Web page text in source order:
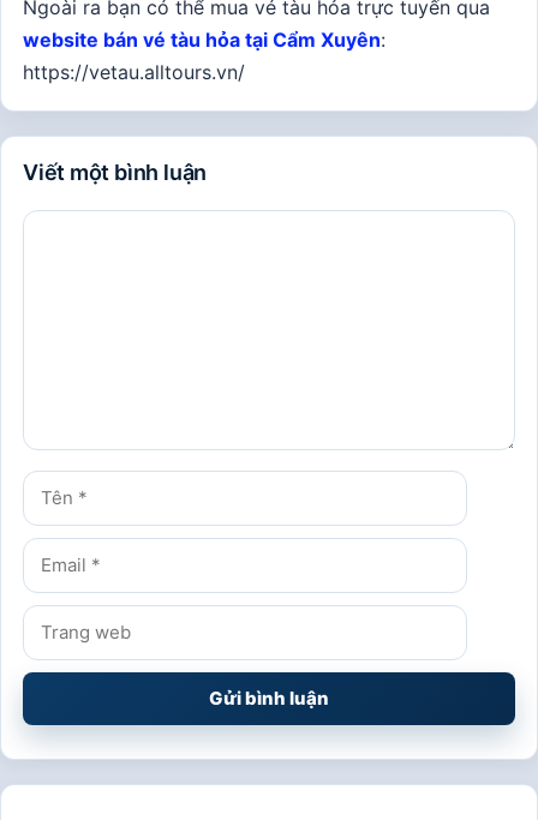
Ngoài ra bạn có thể mua vé tàu hỏa trực tuyến qua
website bán vé tàu hỏa tại Cẩm Xuyên:
https://vetau.alltours.vn/
Viết một bình luận
Bình
Tên
Email
Trang
web